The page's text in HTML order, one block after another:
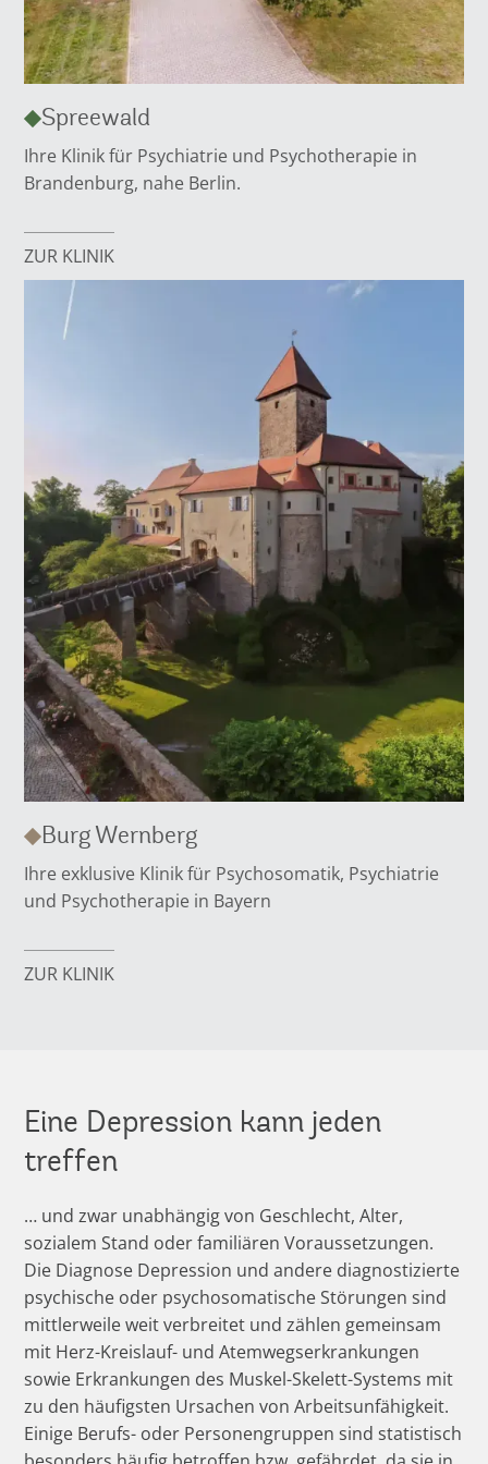
Spreewald
Ihre Klinik für Psychiatrie und Psychotherapie in
Brandenburg, nahe Berlin.
ZUR KLINIK
Burg Wernberg
Ihre exklusive Klinik für Psychosomatik, Psychiatrie
und Psychotherapie in Bayern
ZUR KLINIK
Eine Depression kann jeden
treffen
… und zwar unabhängig von Geschlecht, Alter,
sozialem Stand oder familiären Voraussetzungen.
Die Diagnose Depression und andere diagnostizierte
psychische oder psychosomatische Störungen sind
mittlerweile weit verbreitet und zählen gemeinsam
mit Herz-Kreislauf- und Atemwegserkrankungen
sowie Erkrankungen des Muskel-Skelett-Systems mit
zu den häufigsten Ursachen von Arbeitsunfähigkeit.
Einige Berufs- oder Personengruppen sind statistisch